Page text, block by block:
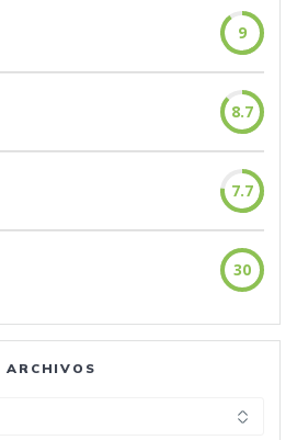
9
8.7
7.7
30
ARCHIVOS